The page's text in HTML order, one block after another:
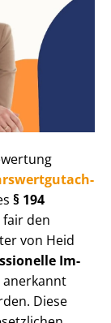
§ 194
den
von Heid
Im­
anerkannt
Diese